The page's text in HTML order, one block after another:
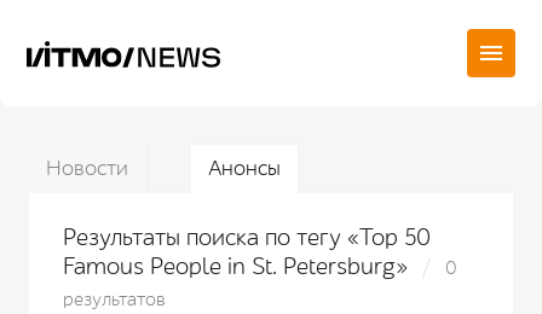
Новости Анонсы
Результаты поиска по тегу «Top 50
Famous People in St. Petersburg»
0
результатов